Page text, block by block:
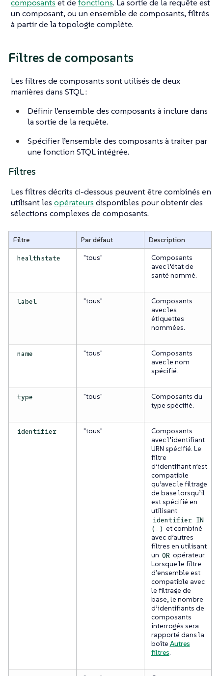
composants et de fonctions. La sortie de la requête est
un composant, ou un ensemble de composants, filtrés
à partir de la topologie complète.
Filtres de composants
Les filtres de composants sont utilisés de deux
manières dans STQL :
Définir l’ensemble des composants à inclure dans
la sortie de la requête.
Spécifier l’ensemble des composants à traiter par
une fonction STQL intégrée.
Filtres
Les filtres décrits ci-dessous peuvent être combinés en
utilisant les opérateurs disponibles pour obtenir des
sélections complexes de composants.
Filtre Par défaut Description
healthstate "tous"
Composants
avec l’état de
santé nommé.
label "tous"
Composants
avec les
étiquettes
nommées.
name "tous"
Composants
avec le nom
spécifié.
type "tous"
Composants du
type spécifié.
identifier "tous"
Composants
avec l’identifiant
URN spécifié. Le
filtre
d’identifiant n’est
compatible
qu’avec le filtrage
de base lorsqu’il
est spécifié en
utilisant
identifier IN
(…​) et combiné
avec d’autres
filtres en utilisant
un OR opérateur.
Lorsque le filtre
d’ensemble est
compatible avec
le filtrage de
base, le nombre
d’identifiants de
composants
interrogés sera
rapporté dans la
boîte Autres
filtres.